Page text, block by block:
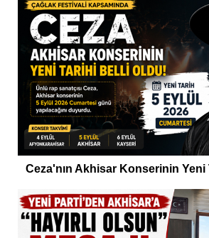
Ceza'nın Akhisar Konserinin Yeni